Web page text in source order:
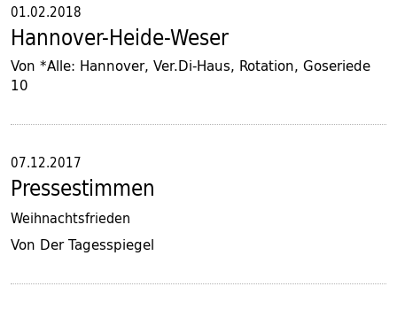
01.02.2018
Hannover-Heide-Weser
Von *Alle: Hannover, Ver.Di-Haus, Rotation, Goseriede
10
07.12.2017
Pressestimmen
Weihnachtsfrieden
Von Der Tagesspiegel